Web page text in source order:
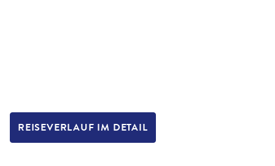
REISEVERLAUF IM DETAIL